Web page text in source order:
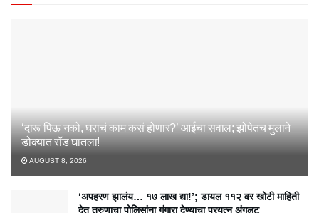
‘दारू पिऊ नको, घराचं काम कसं होणार?’ आईचा सवाल; झोपेतच मुलाने
डोक्यात रॉड घातला!
AUGUST 8, 2026
‘अपहरण झालंय… १७ लाख द्या!’; डायल ११२ वर खोटी माहिती
देत तरुणाचा पोलिसांना गुंगारा देण्याचा प्रयत्न अंगलट